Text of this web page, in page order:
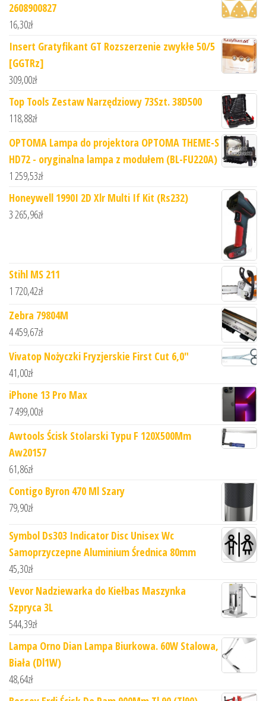
2608900827
16,30zł
Insert Gratyfikant GT Rozszerzenie zwykłe 50/5
[GGTRz]
309,00zł
Top Tools Zestaw Narzędziowy 73Szt. 38D500
118,88zł
OPTOMA Lampa do projektora OPTOMA THEME-S
HD72 - oryginalna lampa z modułem (BL-FU220A)
1 259,53zł
Honeywell 1990I 2D Xlr Multi If Kit (Rs232)
3 265,96zł
Stihl MS 211
1 720,42zł
Zebra 79804M
4 459,67zł
Vivatop Nożyczki Fryzjerskie First Cut 6,0"
41,00zł
iPhone 13 Pro Max
7 499,00zł
Awtools Ścisk Stolarski Typu F 120X500Mm
Aw20157
61,86zł
Contigo Byron 470 Ml Szary
79,90zł
Symbol Ds303 Indicator Disc Unisex Wc
Samoprzyczepne Aluminium Średnica 80mm
45,30zł
Vevor Nadziewarka do Kiełbas Maszynka
Szpryca 3L
544,39zł
Lampa Orno Dian Lampa Biurkowa. 60W Stalowa,
Biała (Dl1W)
48,64zł